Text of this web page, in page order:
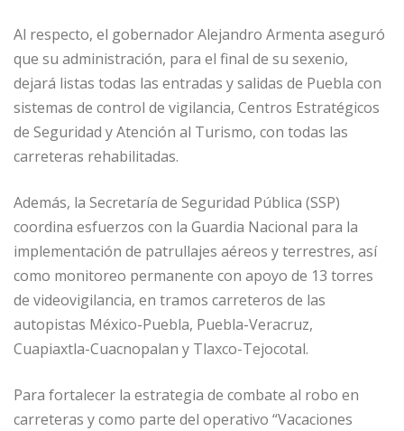
Al respecto, el gobernador Alejandro Armenta aseguró
que su administración, para el final de su sexenio,
dejará listas todas las entradas y salidas de Puebla con
sistemas de control de vigilancia, Centros Estratégicos
de Seguridad y Atención al Turismo, con todas las
carreteras rehabilitadas.
Además, la Secretaría de Seguridad Pública (SSP)
coordina esfuerzos con la Guardia Nacional para la
implementación de patrullajes aéreos y terrestres, así
como monitoreo permanente con apoyo de 13 torres
de videovigilancia, en tramos carreteros de las
autopistas México-Puebla, Puebla-Veracruz,
Cuapiaxtla-Cuacnopalan y Tlaxco-Tejocotal.
Para fortalecer la estrategia de combate al robo en
carreteras y como parte del operativo “Vacaciones